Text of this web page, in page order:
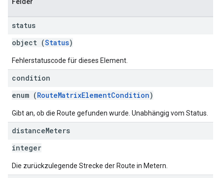
status
object (Status)
Fehlerstatuscode für dieses Element.
condition
enum (RouteMatrixElementCondition)
Gibt an, ob die Route gefunden wurde. Unabhängig vom Status.
distanceMeters
integer
Die zurückzulegende Strecke der Route in Metern.